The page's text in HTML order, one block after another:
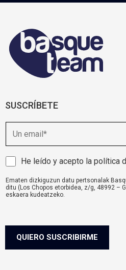
SUSCRÍBETE
m
a
i
l
A
i
s
e
a
He leído y acepto la política
Ematen dizkiguzun datu pertsonalak
ditu (Los Chopos etorbidea, z/g, 48992 –
eskaera kudeatzeko.
QUIERO SUSCRIBIRME